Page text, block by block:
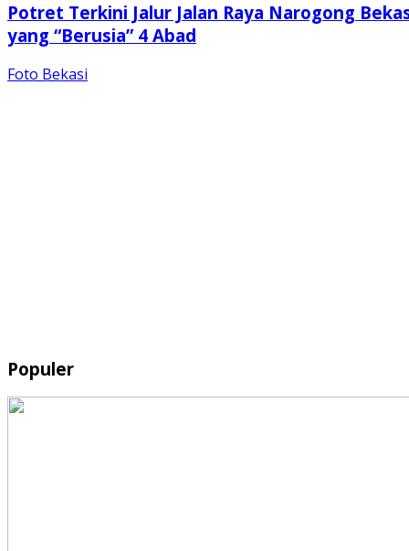
Potret Terkini Jalur Jalan Raya Narogong
yang “Berusia” 4 Abad
Foto Bekasi
Populer